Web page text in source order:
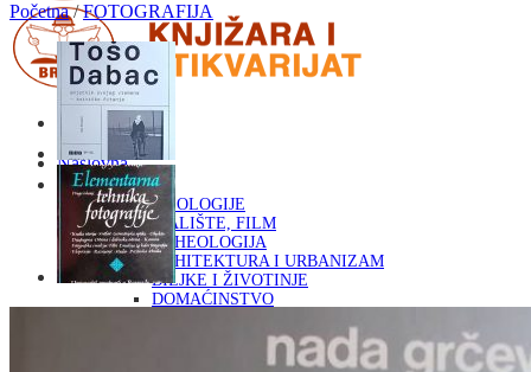
Naslovna
KNJIGE
OD ARHEOLOGIJE
DO KAZALIŠTE, FILM
ARHEOLOGIJA
ARHITEKTURA I URBANIZAM
BILJKE I ŽIVOTINJE
DOMAĆINSTVO
FILOZOFIJA, SOCIOLOGIJA, ANTROPOLOGIJA
Početna / FOTOGRAFIJA